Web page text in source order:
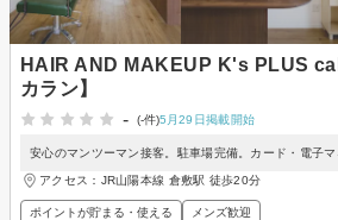
HAIR AND MAKEUP K's PLUS
カラン】
-
(-件)5月29日掲載開始
安心のマンツーマン接客。駐車場完備。カード・電子マ
アクセス：JR山陽本線 倉敷駅 徒歩20分
ポイントが貯まる・使える メンズ歓迎